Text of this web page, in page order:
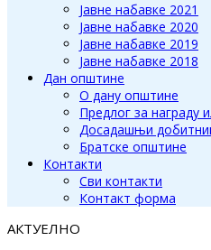
Јавне набавке 2021
Јавне набавке 2020
Јавне набавке 2019
Јавне набавке 2018
Дан општине
О дану општине
Предлог за награду
Досадашњи
Братске општине
Контакти
Сви контакти
Контакт форма
АКТУЕЛНО